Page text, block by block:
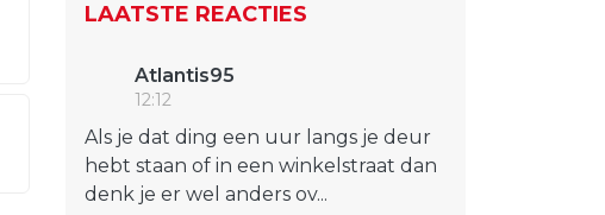
LAATSTE REACTIES
Atlantis95
12:12
Als je dat ding een uur langs je deur
hebt staan of in een winkelstraat dan
denk je er wel anders ov...